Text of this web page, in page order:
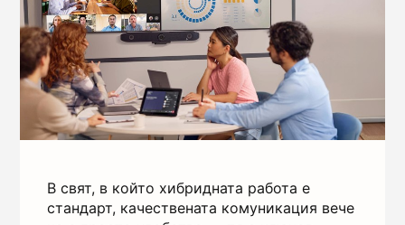
В свят, в който хибридната работа е
стандарт, качествената комуникация вече